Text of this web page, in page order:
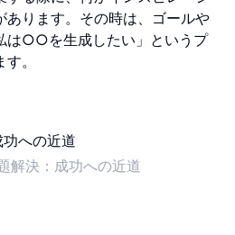
あります。その時は、ゴールや
は○○を生成したい」というプ
。
解決：成功への近道